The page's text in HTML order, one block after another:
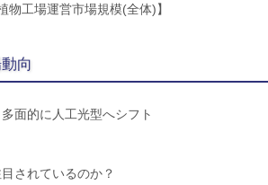
場運営市場規模(全体)】
向
面的に人工光型へシフト
れているのか？